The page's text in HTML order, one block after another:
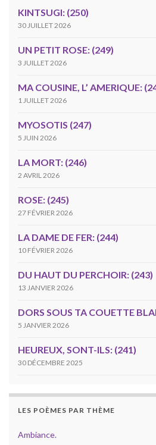
KINTSUGI: (250)
30 JUILLET 2026
UN PETIT ROSE: (249)
3 JUILLET 2026
MA COUSINE, L’ AMERIQUE:
1 JUILLET 2026
MYOSOTIS (247)
5 JUIN 2026
LA MORT: (246)
2 AVRIL 2026
ROSE: (245)
27 FÉVRIER 2026
LA DAME DE FER: (244)
10 FÉVRIER 2026
DU HAUT DU PERCHOIR: (243)
13 JANVIER 2026
DORS SOUS TA COUETTE
5 JANVIER 2026
HEUREUX, SONT-ILS: (241)
30 DÉCEMBRE 2025
LES POÈMES PAR THÈME
Ambiance.